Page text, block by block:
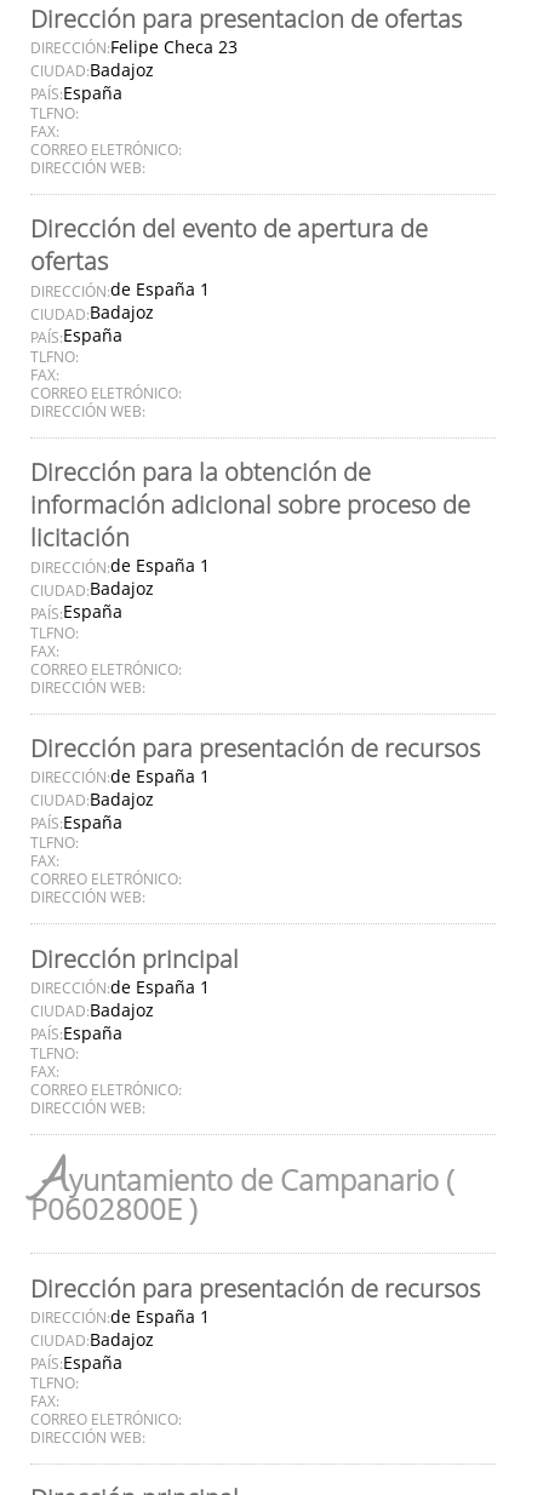
Dirección para presentacion de ofertas
DIRECCIÓN:Felipe Checa 23
CIUDAD:Badajoz
PAÍS:España
TLFNO:
FAX:
CORREO ELETRÓNICO:
DIRECCIÓN WEB:
Dirección del evento de apertura de
ofertas
DIRECCIÓN:de España 1
CIUDAD:Badajoz
PAÍS:España
TLFNO:
FAX:
CORREO ELETRÓNICO:
DIRECCIÓN WEB:
Dirección para la obtención de
información adicional sobre proceso de
licitación
DIRECCIÓN:de España 1
CIUDAD:Badajoz
PAÍS:España
TLFNO:
FAX:
CORREO ELETRÓNICO:
DIRECCIÓN WEB:
Dirección para presentación de recursos
DIRECCIÓN:de España 1
CIUDAD:Badajoz
PAÍS:España
TLFNO:
FAX:
CORREO ELETRÓNICO:
DIRECCIÓN WEB:
Dirección principal
DIRECCIÓN:de España 1
CIUDAD:Badajoz
PAÍS:España
TLFNO:
FAX:
CORREO ELETRÓNICO:
DIRECCIÓN WEB:
Ayuntamiento de Campanario (
P0602800E )
Dirección para presentación de recursos
DIRECCIÓN:de España 1
CIUDAD:Badajoz
PAÍS:España
TLFNO:
FAX:
CORREO ELETRÓNICO:
DIRECCIÓN WEB: